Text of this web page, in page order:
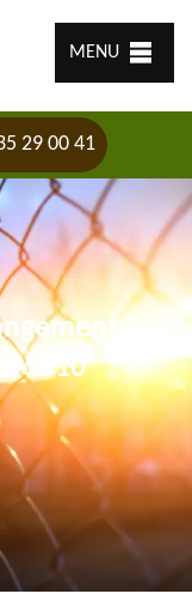
MENU
29 00 41